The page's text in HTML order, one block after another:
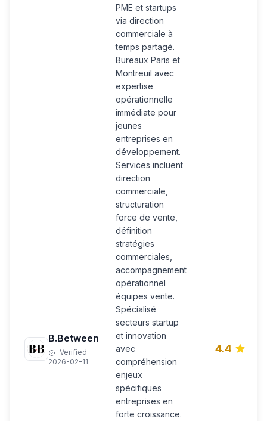
B.Between
Verified
2026-02-11
PME et startups
via direction
commerciale à
temps partagé.
Bureaux Paris et
Montreuil avec
expertise
opérationnelle
immédiate pour
jeunes
entreprises en
développement.
Services incluent
direction
commerciale,
structuration
force de vente,
définition
stratégies
commerciales,
accompagnement
opérationnel
équipes vente.
Spécialisé
secteurs startup
et innovation
avec
compréhension
enjeux
spécifiques
entreprises en
forte croissance.
4.4